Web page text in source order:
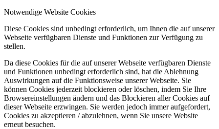
Notwendige Website Cookies
Diese Cookies sind unbedingt erforderlich, um Ihnen die auf unserer
Webseite verfügbaren Dienste und Funktionen zur Verfügung zu
stellen.
Da diese Cookies für die auf unserer Webseite verfügbaren Dienste
und Funktionen unbedingt erforderlich sind, hat die Ablehnung
Auswirkungen auf die Funktionsweise unserer Webseite. Sie
können Cookies jederzeit blockieren oder löschen, indem Sie Ihre
Browsereinstellungen ändern und das Blockieren aller Cookies auf
dieser Webseite erzwingen. Sie werden jedoch immer aufgefordert,
Cookies zu akzeptieren / abzulehnen, wenn Sie unsere Website
erneut besuchen.